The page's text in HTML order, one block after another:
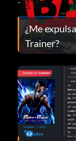
¿Me
Trainer?